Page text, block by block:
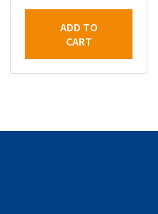
ADD TO
CART